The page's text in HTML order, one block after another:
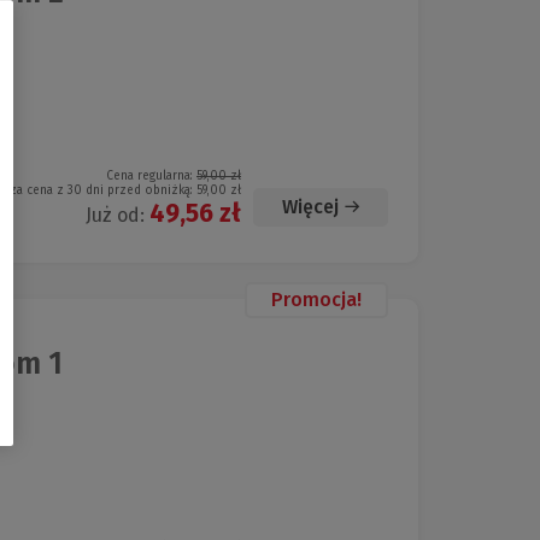
Cena regularna: 59,00 zł
cena z 30 dni przed obniżką: 59,00 zł
Już od: 49,56 zł Więcej
Promocja!
1